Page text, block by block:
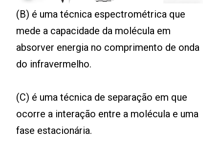
(B) é uma técnica espectrométrica que
mede a capacidade da molécula em
absorver energia no comprimento de onda
do infravermelho.
(C) é uma técnica de separação em que
ocorre a interação entre a molécula e uma
fase estacionária.